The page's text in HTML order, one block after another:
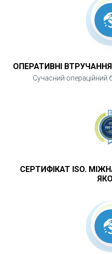
ОПЕРАТИВНІ
Сучасний операційний
СЕРТИФІКАТ ISO.